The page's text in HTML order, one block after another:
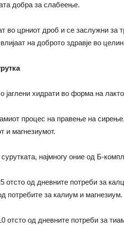
добра за слабеење.
во црниот дроб и се заслужни за
на доброто здравје во
јаглени хидрати во форма на
процес на правење на
и магнезиумот.
најмногу оние од Б-
отсто од дневните потреби за
потребите за калиум и магнезиум.
отсто од дневните потреби за